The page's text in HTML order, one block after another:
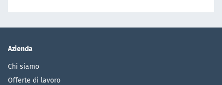
Azienda
Chi siamo
Offerte di lavoro